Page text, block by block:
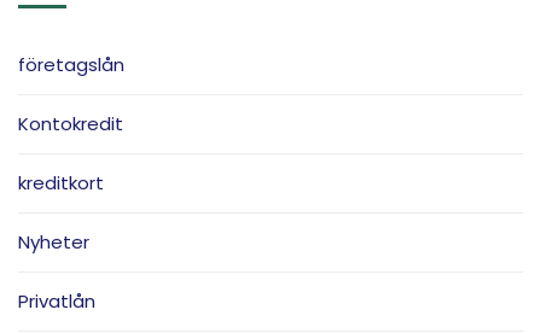
företagslån
Kontokredit
kreditkort
Nyheter
Privatlån